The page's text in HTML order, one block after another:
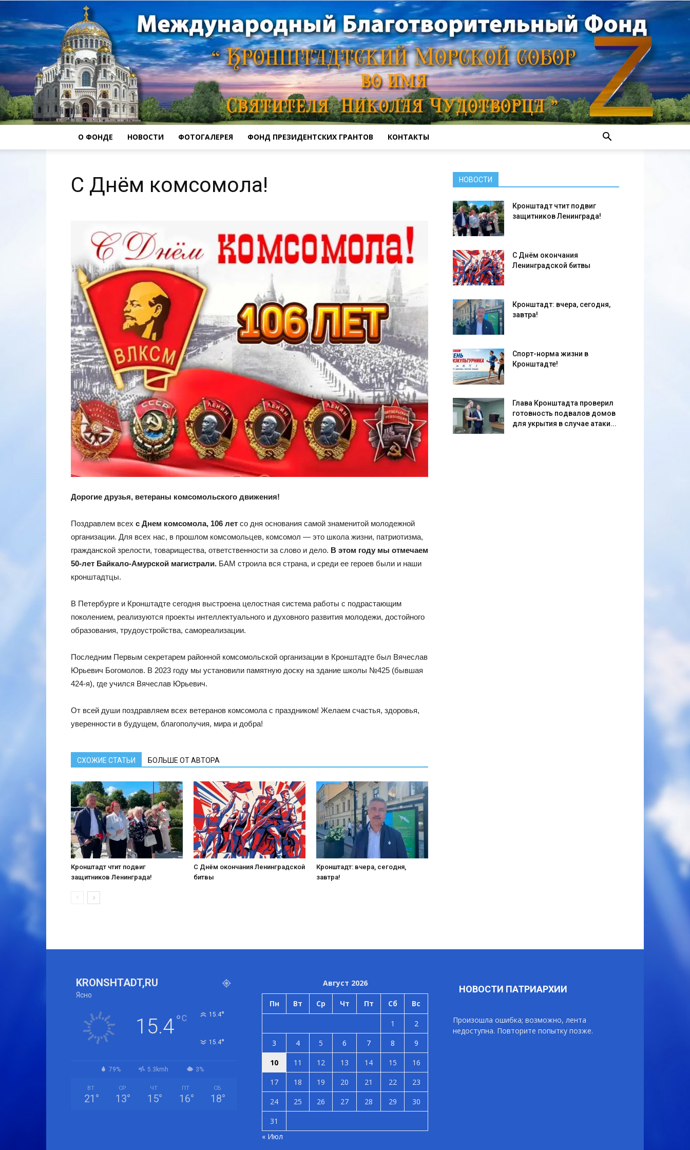
собор
О ФОНДЕ НОВОСТИ ФОТОГАЛЕРЕЯ ФОНД ПРЕЗИДЕНТСКИХ ГРАНТОВ КОНТАКТЫ
С Днём комсомола!
Дорогие друзья, ветераны комсомольского движения!
Поздравлем всех с Днем комсомола, 106 лет со дня основания самой знаменитой молодежной
организации. Для всех нас, в прошлом комсомольцев, комсомол — это школа жизни, патриотизма,
гражданской зрелости, товарищества, ответственности за слово и дело. В этом году мы отмечаем
50-лет Байкало-Амурской магистрали. БАМ строила вся страна, и среди ее героев были и наши
кронштадтцы.
В Петербурге и Кронштадте сегодня выстроена целостная система работы с подрастающим
поколением, реализуются проекты интеллектуального и духовного развития молодежи, достойного
образования, трудоустройства, самореализации.
Последним Первым секретарем районной комсомольской организации в Кронштадте был Вячеслав
Юрьевич Богомолов. В 2023 году мы установили памятную доску на здание школы №425 (бывшая
424-я), где учился Вячеслав Юрьевич.
От всей души поздравляем всех ветеранов комсомола с праздником! Желаем счастья, здоровья,
уверенности в будущем, благополучия, мира и добра!
СХОЖИЕ СТАТЬИ БОЛЬШЕ ОТ АВТОРА
Кронштадт чтит подвиг
защитников Ленинграда!
С Днём окончания Ленинградской
битвы
Кронштадт: вчера, сегодня,
завтра!
НОВОСТИ
Кронштадт чтит подвиг
защитников Ленинграда!
С Днём окончания
Ленинградской битвы
Кронштадт: вчера, сегодня,
завтра!
Спорт-норма жизни в
Кронштадте!
Глава Кронштадта проверил
готовность подвалов домов
для укрытия в случае атаки...
KRONSHTADT,RU
Ясно
15.4°C 15.4°
15.4°
79% 5.3kmh 3%
ВТ
21 °
СР
13°
ЧТ
15°
ПТ
16°
СБ
18°
Август 2026
Пн Вт Ср Чт Пт Сб Вс
1
2
3
4 5 6 7 8
9
10
11 12 13 14 15
16
17
18 19 20 21 22
23
24
25 26 27 28 29
30
31
« Июл
НОВОСТИ ПАТРИАРХИИ
Произошла ошибка; возможно, лента
недоступна. Повторите попытку позже.